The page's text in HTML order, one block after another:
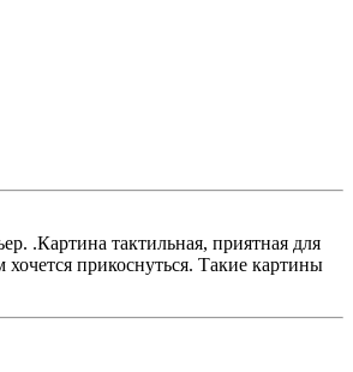
.Картина тактильная, приятная для
прикоснуться. Такие картины